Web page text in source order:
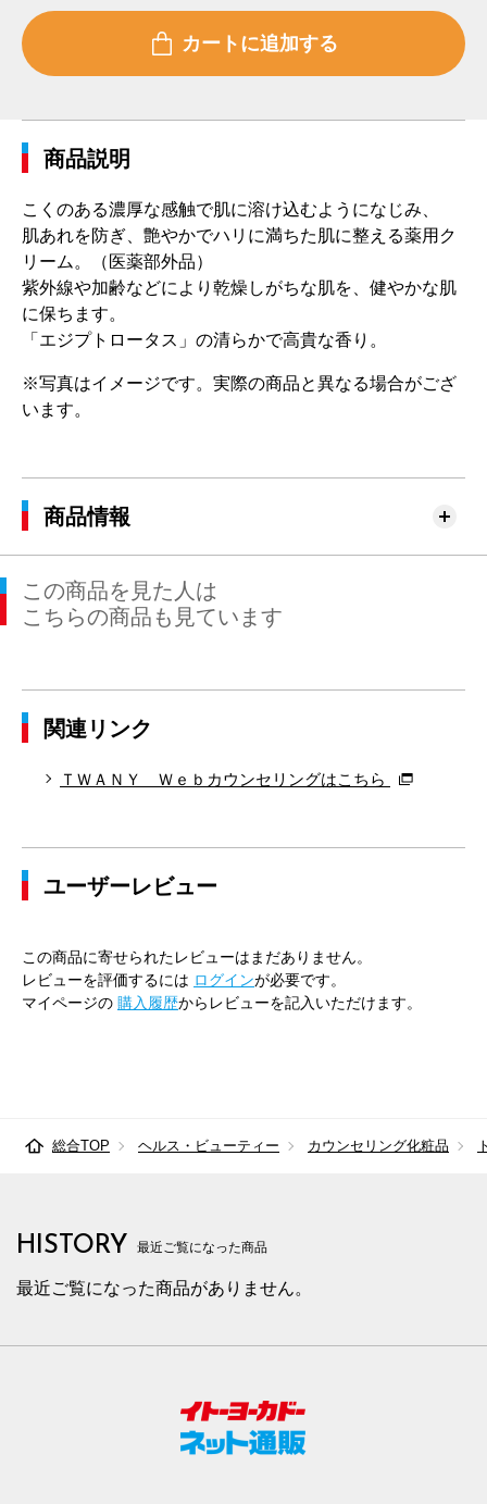
商品説明
こくのある濃厚な感触で肌に溶け込むようになじみ、
肌あれを防ぎ、艶やかでハリに満ちた肌に整える薬用ク
リーム。（医薬部外品）
紫外線や加齢などにより乾燥しがちな肌を、健やかな肌
に保ちます。
「エジプトロータス」の清らかで高貴な香り。
※写真はイメージです。実際の商品と異なる場合がござ
います。
商品情報
この商品を見た人は
こちらの商品も見ています
関連リンク
ＴＷＡＮＹ Ｗｅｂカウンセリングはこちら
ユーザーレビュー
この商品に寄せられたレビューはまだありません。
レビューを評価するには ログインが必要です。
マイページの 購入履歴からレビューを記入いただけます。
総合TOP ヘルス・ビューティー カウンセリング化粧品
HISTORY 最近ご覧になった商品
最近ご覧になった商品がありません。